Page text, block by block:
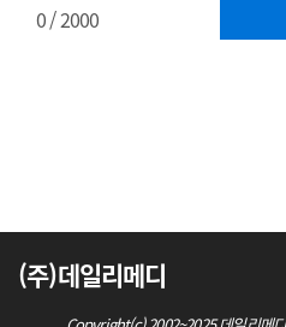
0/ 2000
(주)데일리메디